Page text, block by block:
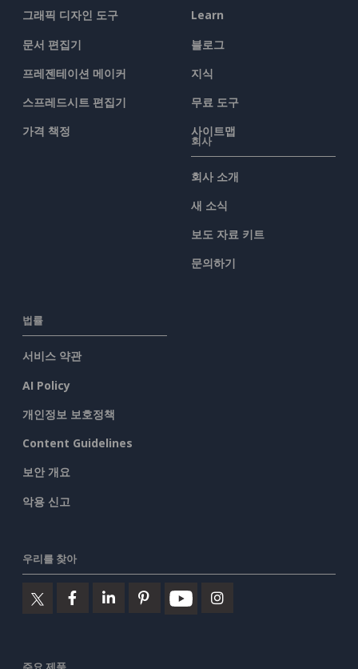
그래픽 디자인 도구
문서 편집기
프레젠테이션 메이커
스프레드시트 편집기
가격 책정
Learn
블로그
지식
무료 도구
사이트맵
회사
회사 소개
새 소식
보도 자료 키트
문의하기
법률
서비스 약관
AI Policy
개인정보 보호정책
Content Guidelines
보안 개요
악용 신고
우리를 찾아